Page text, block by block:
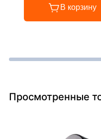
В корзину
Просмотренные